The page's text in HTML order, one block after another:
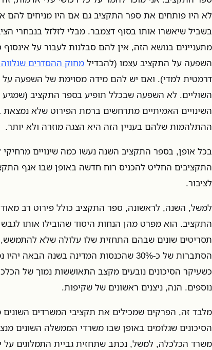
בשביל שיאשרו אותו בסוף דצמבר. מבלי לזלזל בנבחרי
מתעניינים בנושא הזה, אין להם סבלנות לעבור על
השפעה על התקציב עצמו (להבדיל מחוק ההסדרים
דרמטית למדי). ואם יש להם מידה מסוימת של השפעה
השוליים. לא השפעה שבכלל תופיע בספר התקציב
השינויים האמיתיים מתרחשים ברמת הפירוט שלא
ההתלהמות שלהם בעניין הזה היא הצגה מוזרה ולא יותר.
בכל אופן, בספר התקציב השנה נעשו כמה שינויים
התקציבים החליט להכניס רוח חדשה באופן שבו אגף
לציבור.
למשל, השנה, לראשונה, ספר התקציב כולל פירוט רב
התקציב. הוא מפרט מהן הנחות היסוד שהובילו אותו
תסריטים שונים שבהם התחזית שלו עלולה שלא
הסתברות של כ-30% שהכנסות המדינה בשנה
כשעיקר הסיכונים נובעים מקצב התאוששות נמוך של
נוספים. הנה, ניצנים ראשונים של שקיפות.
מלבד זה, הפרקים שמכילים את תקציבי המשרדים
הסיכונים שגלומים באופן שבו משרדי הממשלה השונים
משרד הכלכלה, למשל, נכתב שתחזית גביית התמלוגים